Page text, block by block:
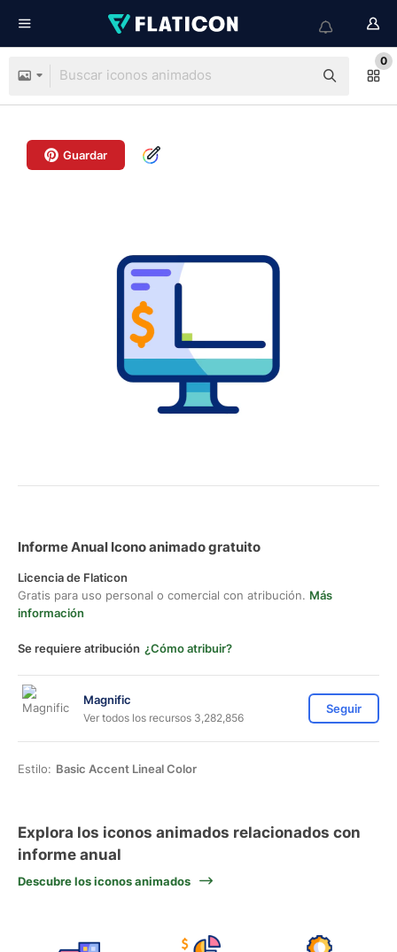
0
Guardar
Informe Anual Icono animado gratuito
Licencia de Flaticon
Gratis para uso personal o comercial con atribución. Más
información
Se requiere atribución ¿Cómo atribuir?
Magnific
Ver todos los recursos 3,282,856
Seguir
Estilo: Basic Accent Lineal Color
Explora los iconos animados relacionados con
informe anual
Descubre los iconos animados